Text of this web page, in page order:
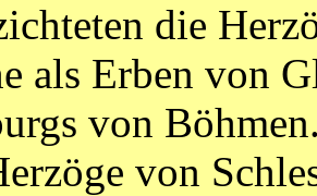
die
als Erben von
von
von